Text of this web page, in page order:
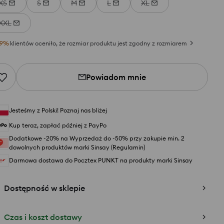
S M L XL
% klientów oceniło, że rozmiar produktu jest zgodny z rozmiarem
Powiadom mnie
Jesteśmy z Polski! Poznaj nas bliżej
Kup teraz, zapłać później z PayPo
Dodatkowe -20% na Wyprzedaż do -50% przy zakupie min. 2
dowolnych produktów marki Sinsay (Regulamin)
Darmowa dostawa do Pocztex PUNKT na produkty marki Sinsay
Dostępność w sklepie
Czas i koszt dostawy